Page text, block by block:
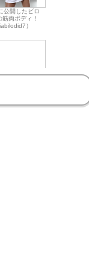
公開したビロ
筋肉ボディ！
）